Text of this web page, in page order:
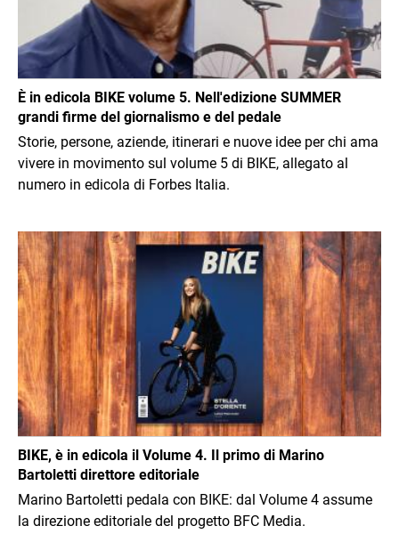
È in edicola BIKE volume 5. Nell'edizione SUMMER
grandi firme del giornalismo e del pedale
Storie, persone, aziende, itinerari e nuove idee per chi ama
vivere in movimento sul volume 5 di BIKE, allegato al
numero in edicola di Forbes Italia.
Immagine
BIKE, è in edicola il Volume 4. Il primo di Marino
Bartoletti direttore editoriale
Marino Bartoletti pedala con BIKE: dal Volume 4 assume
la direzione editoriale del progetto BFC Media.